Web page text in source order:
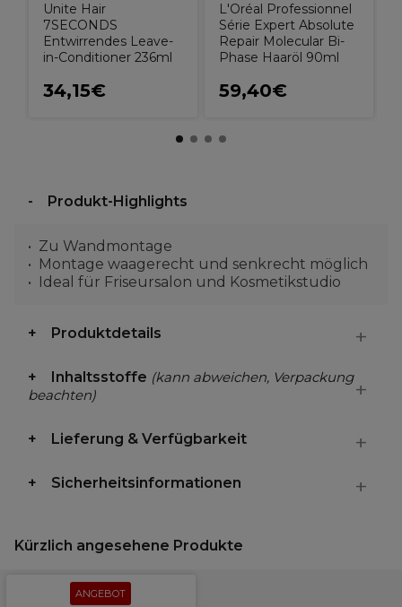
Unite Hair
7SECONDS
Entwirrendes Leave-
in-Conditioner 236ml
34,15€
L'Oréal Professionnel
Série Expert Absolute
Repair Molecular Bi-
Phase Haaröl 90ml
59,40€
Produkt-Highlights
Zu Wandmontage
Montage waagerecht und senkrecht möglich
Ideal für Friseursalon und Kosmetikstudio
Produktdetails
Inhaltsstoffe (kann abweichen, Verpackung
beachten)
Lieferung & Verfügbarkeit
Sicherheitsinformationen
Kürzlich angesehene Produkte
ANGEBOT